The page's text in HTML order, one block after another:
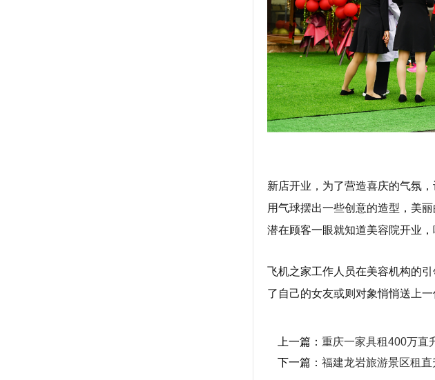
新店开业，为了营造喜庆的气氛
用气球摆出一些创意的造型，美
潜在顾客一眼就知道美容院开业
飞机之家工作人员在美容机构的
了自己的女友或则对象悄悄送上
上一篇： 重庆一家具租400万直
下一篇： 福建龙岩旅游景区租